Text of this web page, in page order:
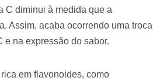
C diminui à medida que a
Assim, acaba ocorrendo uma troca
e na expressão do sabor.
em flavonoides, como